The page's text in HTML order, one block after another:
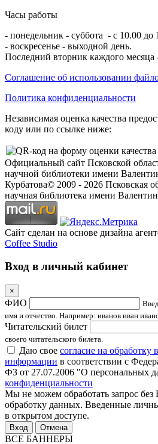
Часы работы
- понедельник - суббота - с 10.00 до
- воскресенье - выходной день.
Последний вторник каждого месяца
Соглашение об использовании
Политика конфиденциальности
Независимая оценка качества
коду или по ссылке ниже:
Официальный сайт Псковской
научной библиотеки имени
Курбатова© 2009 - 2026 Псковская
научная библиотека имени
Сайт сделан на основе дизайна
Coffee Studio
Вход в личный кабинет
×
ФИО
имя и отчество. Например: иванов иван
Читательский билет
своего читательского билета.
Даю свое согласие на обработку
информации в соответствии с
ФЗ от 27.07.2006 "О персональных
конфиденциальности
Мы не можем обработать запрос без
обработку данных. Введенные
в открытом доступе.
Отмена
ВСЕ БАННЕРЫ